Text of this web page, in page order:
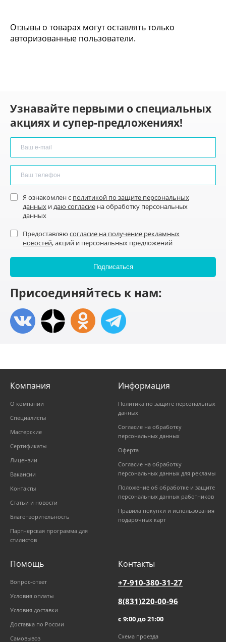
Отзывы о товарах могут оставлять только
авторизованные пользователи.
Узнавайте первыми о специальных
акциях и супер-предложениях!
Я ознакомлен с политикой по защите персональных
данных идаю согласие на обработку персональных
данных
Предоставляю согласие на получение рекламных
новостей, акций и персональных предложений
Присоединяйтесь к нам:
Компания
О компании
Специалисты
Мастерские
Сертификаты
Лицензии
Вакансии
Контакты
Статьи и новости
Благотворительность
Партнерская программа для
стилистов
Информация
Политика по защите персональных
данных
Согласие на обработку
персональных данных
Оферта
Согласие на обработку
персональных данных для рекламы
Положение об обработке и защите
персональных данных работников
Правила покупки и использования
подарочных карт
Помощь
Вопрос-ответ
Условия оплаты
Условия доставки
Доставка по России
Самовывоз
Контакты
+7-910-380-31-27
8(831)220-00-96
с 9:00 до 21:00
Схема проезда